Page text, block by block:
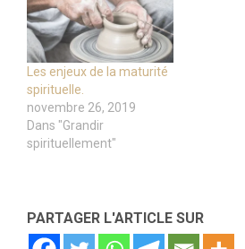
Les enjeux de la maturité
spirituelle.
novembre 26, 2019
Dans "Grandir
spirituellement"
PARTAGER L'ARTICLE SUR